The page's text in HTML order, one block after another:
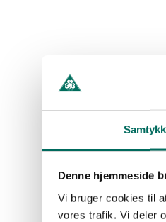
Denne hjemmeside
Vi bruger cookies til
vores trafik. Vi deler